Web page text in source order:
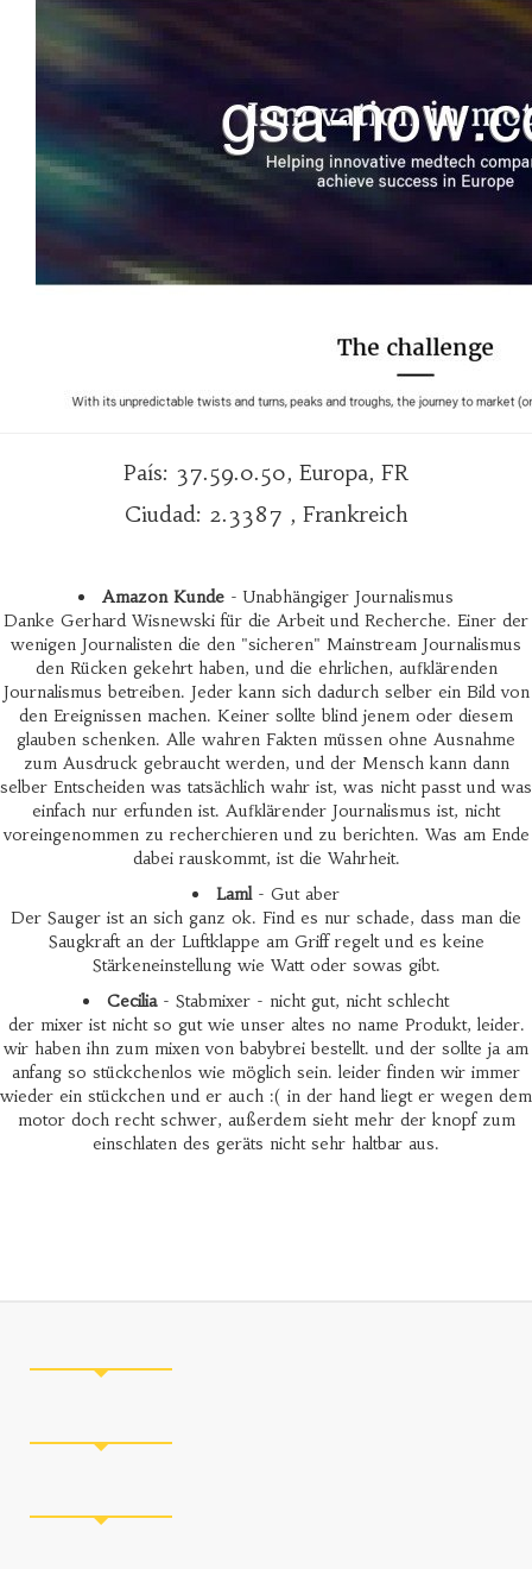
País: 37.59.0.50, Europa, FR
Ciudad: 2.3387 , Frankreich
Amazon Kunde - Unabhängiger Journalismus
Danke Gerhard Wisnewski für die Arbeit und Recherche. Einer der
wenigen Journalisten die den "sicheren" Mainstream Journalismus
den Rücken gekehrt haben, und die ehrlichen, aufklärenden
Journalismus betreiben. Jeder kann sich dadurch selber ein Bild von
den Ereignissen machen. Keiner sollte blind jenem oder diesem
glauben schenken. Alle wahren Fakten müssen ohne Ausnahme
zum Ausdruck gebraucht werden, und der Mensch kann dann
selber Entscheiden was tatsächlich wahr ist, was nicht passt und was
einfach nur erfunden ist. Aufklärender Journalismus ist, nicht
voreingenommen zu recherchieren und zu berichten. Was am Ende
dabei rauskommt, ist die Wahrheit.
Laml- Gut aber
Der Sauger ist an sich ganz ok. Find es nur schade, dass man die
Saugkraft an der Luftklappe am Griff regelt und es keine
Stärkeneinstellung wie Watt oder sowas gibt.
Cecilia- Stabmixer - nicht gut, nicht schlecht
der mixer ist nicht so gut wie unser altes no name Produkt, leider.
wir haben ihn zum mixen von babybrei bestellt. und der sollte ja am
anfang so stückchenlos wie möglich sein. leider finden wir immer
wieder ein stückchen und er auch :( in der hand liegt er wegen dem
motor doch recht schwer, außerdem sieht mehr der knopf zum
einschlaten des geräts nicht sehr haltbar aus.